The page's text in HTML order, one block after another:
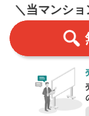
＼当マンシ